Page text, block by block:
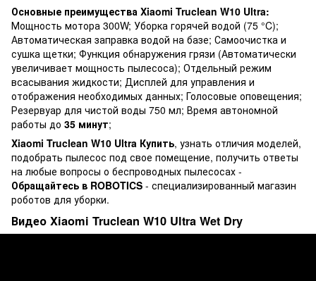
Основные преимущества Xiaomi Truclean W10 Ultra:
Мощность мотора 300W; Уборка горячей водой (75 °C);
Автоматическая заправка водой на базе; Самоочистка и
сушка щетки; Функция обнаружения грязи (Автоматически
увеличивает мощность пылесоса); Отдельный режим
всасывания жидкости; Дисплей для управления и
отображения необходимых данных; Голосовые оповещения;
Резервуар для чистой воды 750 мл; Время автономной
работы до 35 минут;
Xiaomi Truclean W10 Ultra Купить, узнать отличия моделей,
подобрать пылесос под свое помещение, получить ответы
на любые вопросы о беспроводных пылесосах -
Обращайтесь в ROBOTICS - специализированный магазин
роботов для уборки.
Видео Xiaomi Truclean W10 Ultra Wet Dry